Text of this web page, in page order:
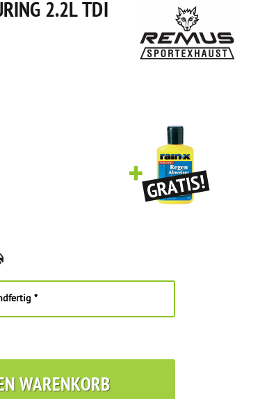
2.2L TDI
*
WARENKORB